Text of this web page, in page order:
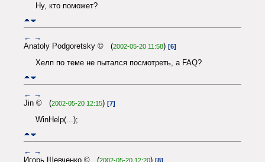
Ну, кто поможет?
← →
Anatoly Podgoretsky © (2002-05-20 11:58) [6]
Хелп по теме не пытался посмотреть, а FAQ?
← →
Jin © (2002-05-20 12:15) [7]
WinHelp(...);
← →
Игорь Шевченко © (2002-05-20 12:20) [8]